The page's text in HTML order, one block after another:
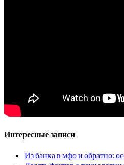
Интересные записи
Из банка в мфо и обратно: